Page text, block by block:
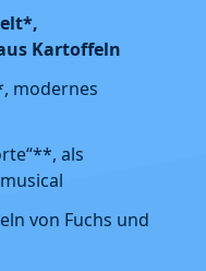
Kartoffeln
modernes
als
von Fuchs und